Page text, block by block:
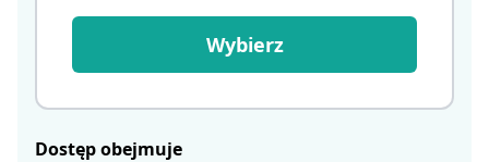
Wybierz
Dostęp obejmuje